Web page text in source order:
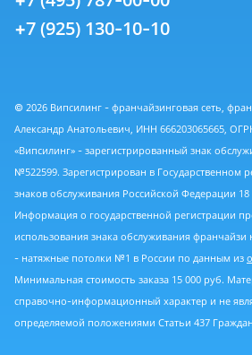
+7 (925) 130-10-10
© 2026 Випсилинг - франчайзинговая сеть,
Александр Анатольевич, ИНН 666203065665,
«Випсилинг» - зарегистрированный знак
№522599. Зарегистрирован в Государственном
знаков обслуживания Российской Федерации 18
Информация о государственной регистрации
использования знака обслуживания франчайзи
- натяжные потолки №1 в России по данным из
Минимальная стоимость заказа 15 000 руб.
справочно-информационный характер и не
определяемой положениями Статьи 437